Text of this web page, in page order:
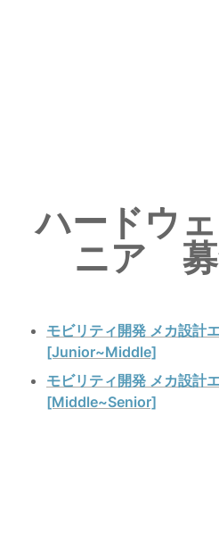
ハードウ
ニア　
モビリティ開発 メカ設計
[Junior~Middle]
モビリティ開発 メカ設計
[Middle~Senior]